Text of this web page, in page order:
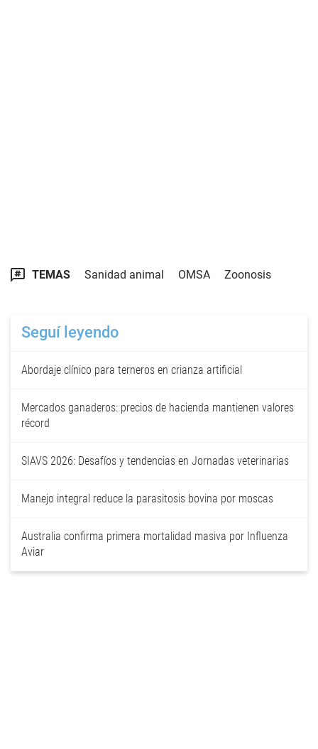
TEMAS Sanidad animal OMSA Zoonosis
Seguí leyendo
Abordaje clínico para terneros en crianza artificial
Mercados ganaderos: precios de hacienda mantienen valores
récord
SIAVS 2026: Desafíos y tendencias en Jornadas veterinarias
Manejo integral reduce la parasitosis bovina por moscas
Australia confirma primera mortalidad masiva por Influenza
Aviar